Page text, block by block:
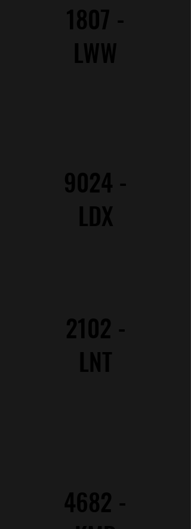
1807 -
LWW
9024 -
LDX
2102 -
LNT
4682 -